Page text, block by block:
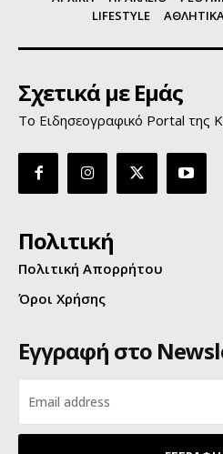
LIFESTYLE
Σχετικά με Εμάς
Το Ειδησεογραφικό Portal της
Πολιτική
Πολιτική Απορρήτου
Όροι Χρήσης
Εγγραφή στο